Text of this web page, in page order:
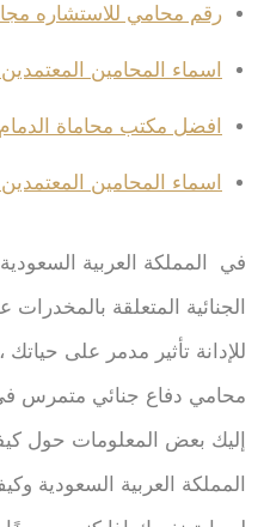
رقم محامي للاستشاره
اسماء المحامين
افضل مكتب محاماة الدمام
اسماء المحامين
في المملكة العربية السعودية
الجنائية المتعلقة
للإدانة تأثير مدمر على
محامي دفاع جنائي متمرس
إليك بعض المعلومات حول
المملكة العربية السعودية